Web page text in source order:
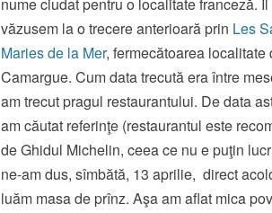
văzusem la o trecere anterioară prin Les
Maries de la Mer, fermecătoarea localitate
Camargue. Cum data trecută era între
am trecut pragul restaurantului. De data
am căutat referinţe (restaurantul este
de Ghidul Michelin, ceea ce nu e puţin
ne-am dus, sîmbătă, 13 aprilie, direct
luăm masa de prînz. Aşa am aflat mica